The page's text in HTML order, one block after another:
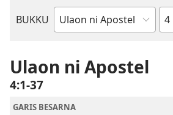
BUKKU
Bukku
Ulaon ni Apostel
4:1-37
GARIS BESARNA